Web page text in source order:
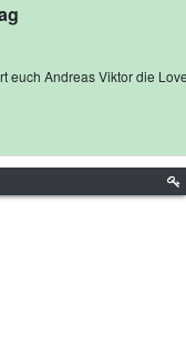
euch Andreas Viktor die